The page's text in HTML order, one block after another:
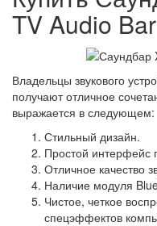
TV Audio Bar
Владельцы звукового
получают отличное
выражается в следующем:
Стильный дизайн.
Простой интерфейс
Отличное качество
Наличие модуля
Чистое, четкое
спецэффектов